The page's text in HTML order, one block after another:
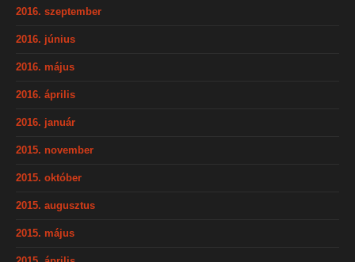
2016. szeptember
2016. június
2016. május
2016. április
2016. január
2015. november
2015. október
2015. augusztus
2015. május